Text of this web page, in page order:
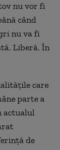
nu vor fi
când
nu va fi
Liberă. În
care
parte a
actualul
de